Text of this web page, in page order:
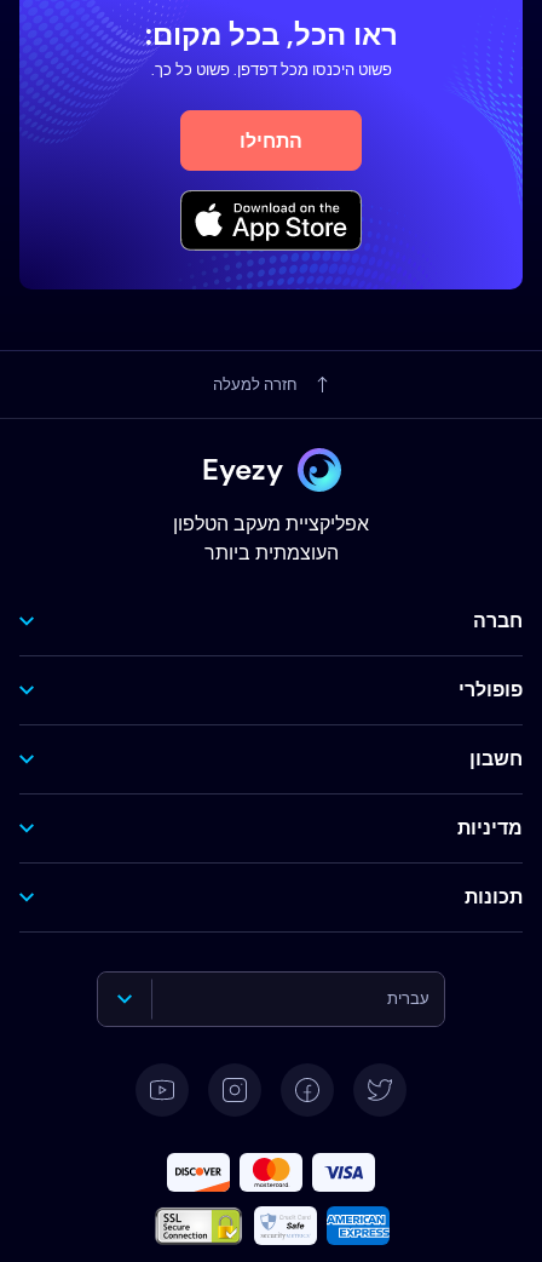
ראו הכל, בכל מקום:
פשוט היכנסו מכל דפדפן. פשוט כל כך.
התחילו
חזרה למעלה
Eyezy
אפליקציית מעקב הטלפון
העוצמתית ביותר
חברה
פופולרי
חשבון
מדיניות
תכונות
עברית
Deutsch
Español
Français